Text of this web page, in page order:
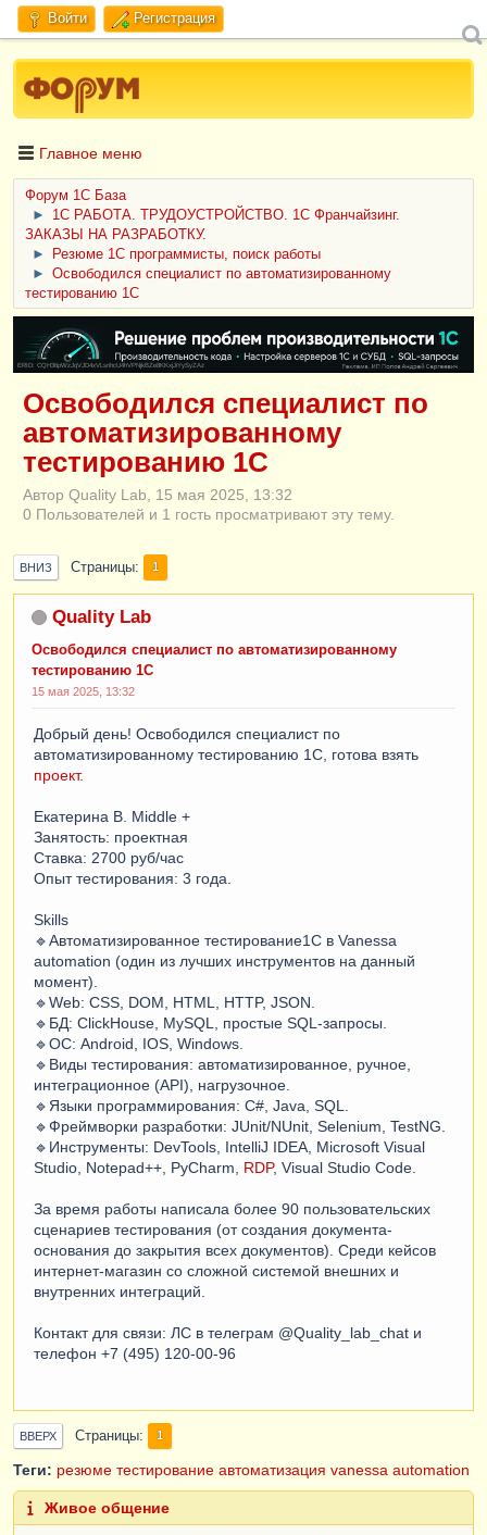
Войти Регистрация
Главное меню
Форум 1C База
►
1С РАБОТА. ТРУДОУСТРОЙСТВО. 1С Франчайзинг.
ЗАКАЗЫ НА РАЗРАБОТКУ.
►
Резюме 1С программисты, поиск работы
►
Освободился специалист по автоматизированному
тестированию 1С
ERID: CQH36pWzJqVJD4xVLsnhcU4hVPNjkBZe8KKxjJiYySyZAz
Освободился специалист по
автоматизированному
тестированию 1С
Автор Quality Lab, 15 мая 2025, 13:32
0 Пользователей и 1 гость просматривают эту тему.
ВНИЗ Страницы 1
Quality Lab
Освободился специалист по автоматизированному
тестированию 1С
15 мая 2025, 13:32
Добрый день! Освободился специалист по
автоматизированному тестированию 1С, готова взять
проект.
Екатерина В. Middle +
Занятость: проектная
Ставка: 2700 руб/час
Опыт тестирования: 3 года.
Skills
🔹Автоматизированное тестирование1С в Vanessa
automation (один из лучших инструментов на данный
момент).
🔹Web: CSS, DOM, HTML, HTTP, JSON.
🔹БД: ClickHouse, MySQL, простые SQL-запросы.
🔹ОС: Android, IOS, Windows.
🔹Виды тестирования: автоматизированное, ручное,
интеграционное (API), нагрузочное.
🔹Языки программирования: C#, Java, SQL.
🔹Фреймворки разработки: JUnit/NUnit, Selenium, TestNG.
🔹Инструменты: DevTools, IntelliJ IDEA, Microsoft Visual
Studio, Notepad++, PyCharm, RDP, Visual Studio Code.
За время работы написала более 90 пользовательских
сценариев тестирования (от создания документа-
основания до закрытия всех документов). Среди кейсов
интернет-магазин со сложной системой внешних и
внутренних интеграций.
Контакт для связи: ЛС в телеграм @Quality_lab_chat и
телефон +7 (495) 120-00-96
ВВЕРХ Страницы 1
Теги: резюме тестирование автоматизация vanessa automation
Живое общение